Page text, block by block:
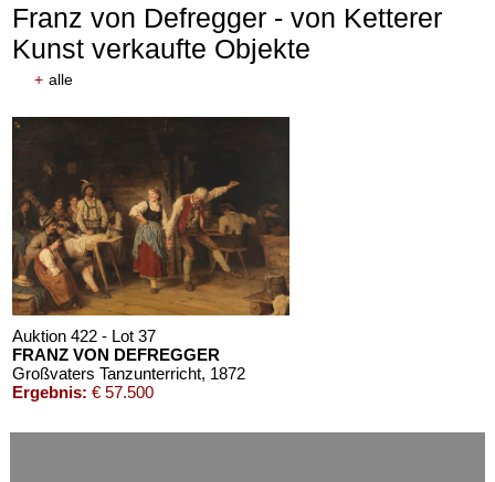
Auktion 610 - Lot 426000325
J. GOETHE
Faust, 1924
Schätzpreis: € 1.500
Franz von Defregger - von Ketterer
Kunst verkaufte Objekte
+ alle
Auktion 422 - Lot 37
FRANZ VON DEFREGGER
Großvaters Tanzunterricht, 1872
Ergebnis: € 57.500